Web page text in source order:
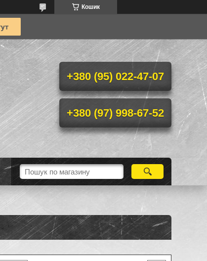
Кошик
+380 (95) 022-47-07
+380 (97) 998-67-52